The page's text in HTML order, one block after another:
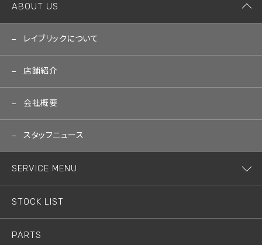
ABOUT US
レイブリックについて
店舗紹介
会社概要
スタッフニュース
SERVICE MENU
STOCK LIST
PARTS